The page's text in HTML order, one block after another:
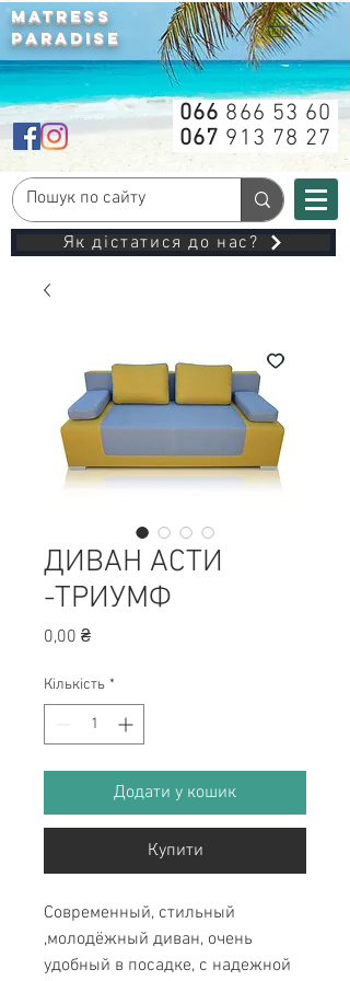
MATRESS
PARADISE
066 866 53 60
067 913 78 27
Як дістатися до нас?
ДИВАН АСТИ
-ТРИУМФ
0,00 ₴Ціна
Кількість *
Додати у кошик
Купити
Современный, стильный
,молодёжный диван, очень
удобный в посадке, с надежной